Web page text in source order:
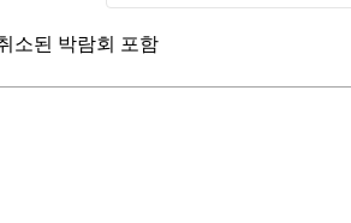
소된 박람회 포함